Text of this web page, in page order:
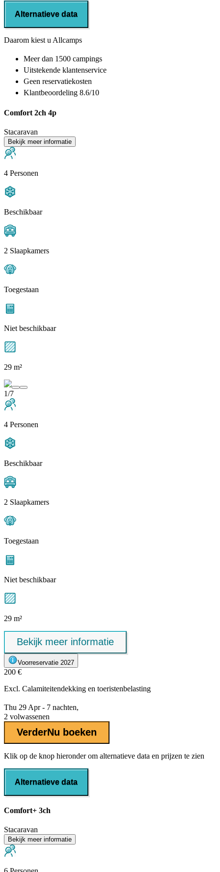
Alternatieve data
Daarom kiest u Allcamps
Meer dan 1500 campings
Uitstekende klantenservice
Geen reservatiekosten
Klantbeoordeling 8.6/10
Comfort 2ch 4p
Stacaravan
Bekijk meer informatie
4 Personen
Beschikbaar
2 Slaapkamers
Toegestaan
Niet beschikbaar
29 m²
1/7
4 Personen
Beschikbaar
2 Slaapkamers
Toegestaan
Niet beschikbaar
29 m²
Bekijk meer informatie
Voorreservatie 2027
200 €
Excl. Calamiteitendekking en toeristenbelasting
Thu 29 Apr - 7 nachten,
2 volwassenen
VerderNu boeken
Klik op de knop hieronder om alternatieve data en prijzen te zien
Alternatieve data
Comfort+ 3ch
Stacaravan
Bekijk meer informatie